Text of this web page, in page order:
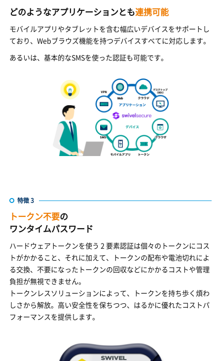
どのようなアプリケーションとも連携可能
モバイルアプリやタブレットを含む幅広いデバイスをサポートし
ており、Webブラウズ機能を持つデバイスすべてに対応します。
あるいは、基本的なSMSを使った認証も可能です。
特徴 3
トークン不要の
ワンタイムパスワード
ハードウェアトークンを使う 2 要素認証は個々のトークンにコス
トがかかること、それに加えて、トークンの配布や電池切れによ
る交換、不要になったトークンの回収などにかかるコストや管理
負担が無視できません。
トークンレスソリューションによって、トークンを持ち歩く煩わ
しさから解放。高い安全性を保ちつつ、はるかに優れたコストパ
フォーマンスを提供します。